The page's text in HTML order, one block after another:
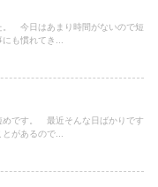
。 今日はあまり時間がないので短
も慣れてき...
めです。 最近そんな日ばかりです
があるので...